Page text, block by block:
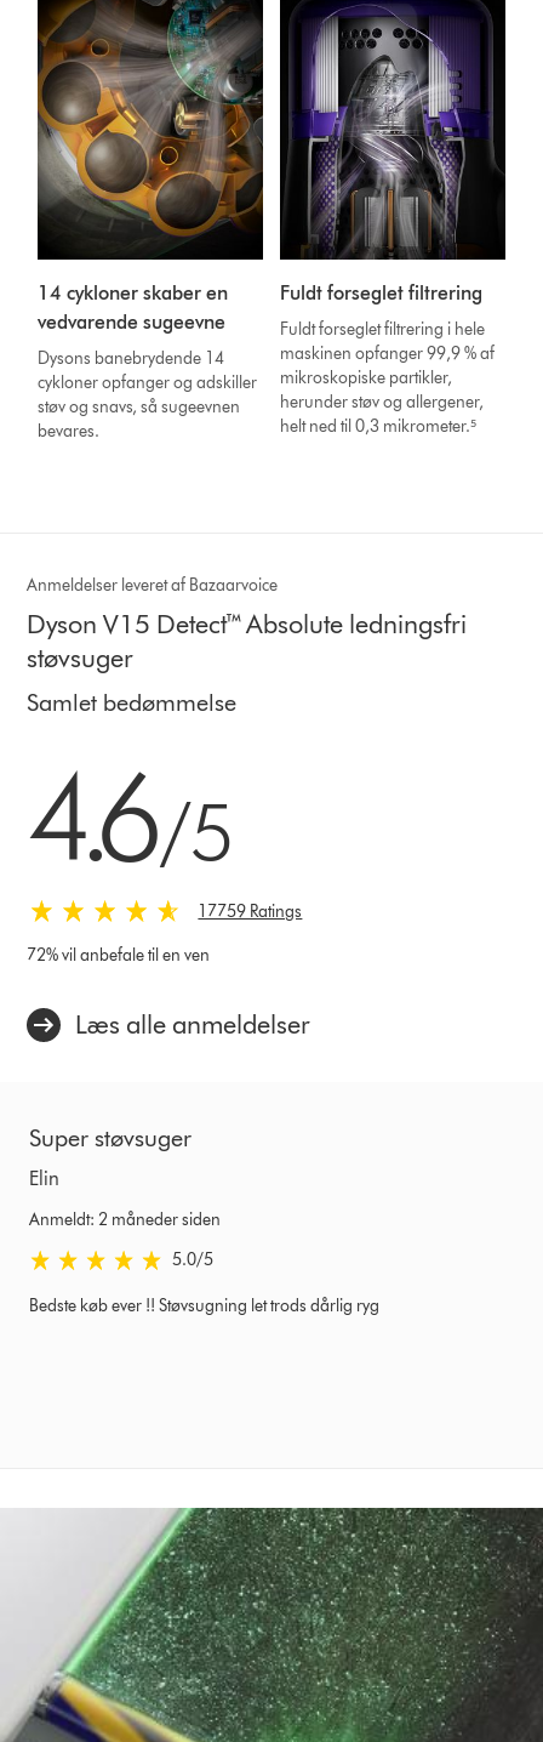
14 cykloner skaber en
vedvarende sugeevne
Dysons banebrydende 14
cykloner opfanger og adskiller
støv og snavs, så sugeevnen
bevares.
Fuldt forseglet filtrering
Fuldt forseglet filtrering i hele
maskinen opfanger 99,9 % af
mikroskopiske partikler,
herunder støv og allergener,
helt ned til 0,3 mikrometer.⁵
Anmeldelser leveret af Bazaarvoice
Dyson V15 Detect™ Absolute ledningsfri
støvsuger
Samlet bedømmelse
4.6/5
17759 Ratings
72% vil anbefale til en ven
Læs alle anmeldelser
Super støvsuger
Elin
Anmeldt: 2 måneder siden
5.0 stjerner af 5 fra Anmeldt: 2 måneder siden Ratings
5.0/5
Bedste køb ever !! Støvsugning let trods dårlig ryg